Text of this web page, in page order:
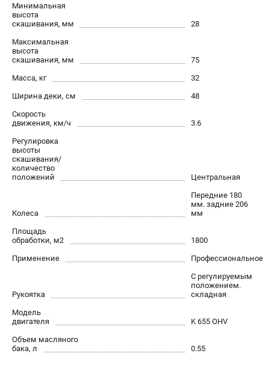
Минимальная
высота
скашивания, мм
28
Максимальная
высота
скашивания, мм
75
Масса, кг
32
Ширина деки, см
48
Скорость
движения, км/ч
3.6
Регулировка
высоты
скашивания/
количество
положений
Центральная
Колеса
Передние 180
мм. задние 206
мм
Площадь
обработки, м2
1800
Применение
Профессиональное
Рукоятка
С регулируемым
положением.
складная
Модель
двигателя
K 655 OHV
Объем масляного
бака, л
0.55